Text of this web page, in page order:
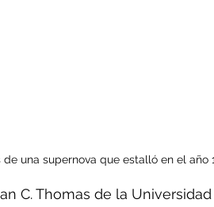
una supernova que estalló en el año
C. Thomas de la